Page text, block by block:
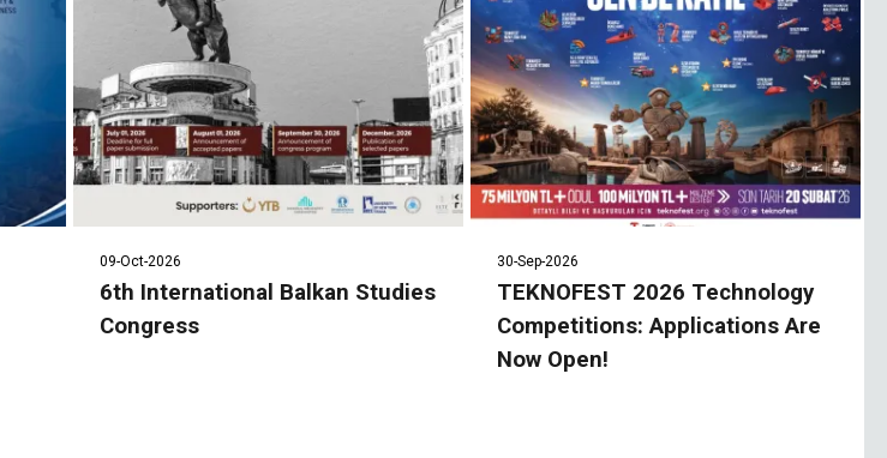
09-Oct-2026
6th International Balkan Studies
Congress
30-Sep-2026
TEKNOFEST 2026 Technology
Competitions: Applications Are
Now Open!